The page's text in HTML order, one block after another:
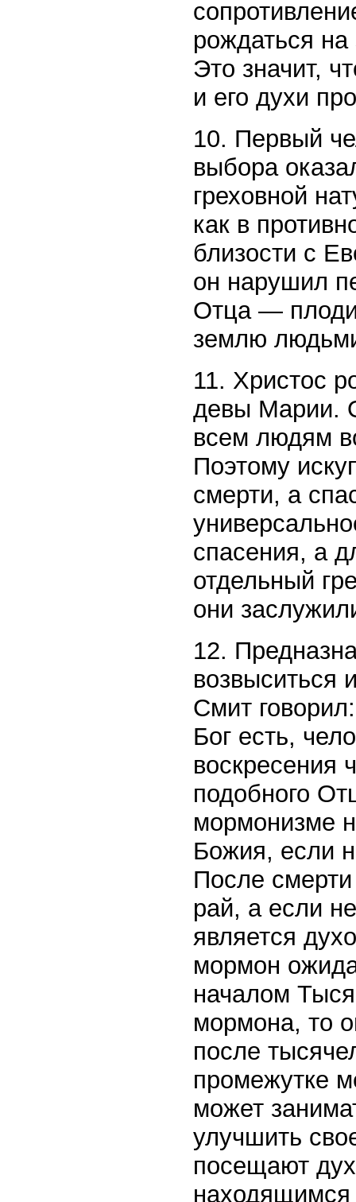
рождаться
Это значит,
и его духи
10. Первый
выбора
греховной
как в
близости с
он нарушил
Отца —
землю
11. Христос
девы Марии.
всем людям
Поэтому
смерти, а
спасения, а
отдельный
они
12.
возвыситься
Смит
Бог есть,
воскресения
подобного
мормонизме
Божия, если
После
рай, а если
является
мормон
началом
мормона, то
после
промежутке
может
улучшить
посещают